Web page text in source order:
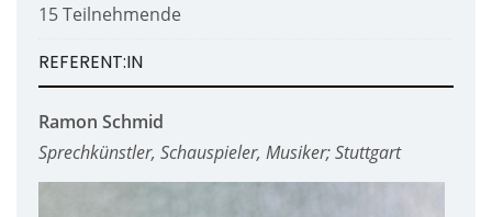
15 Teilnehmende
REFERENT:IN
Ramon Schmid
Sprechkünstler, Schauspieler, Musiker; Stuttgart